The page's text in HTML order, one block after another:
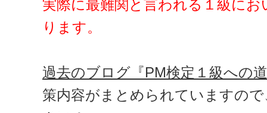
実際に最難関と言われる１級に
ります。
過去のブログ『PM検定１級への
策内容がまとめられていますの